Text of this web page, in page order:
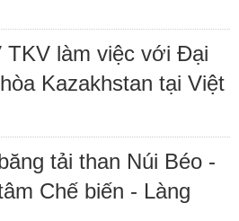
TKV làm việc với Đại
Kazakhstan tại Việt
tải than Núi Béo -
Chế biến - Làng